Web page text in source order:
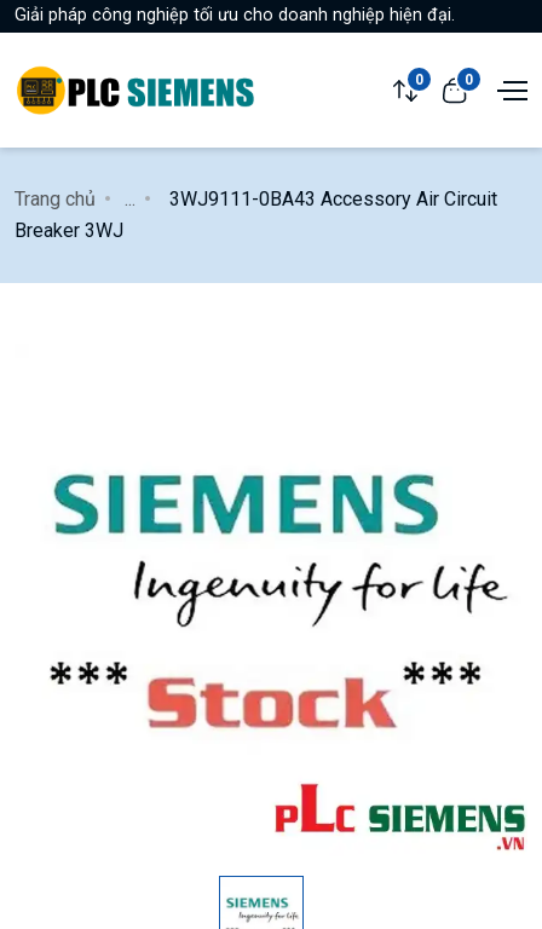
Giải pháp công nghiệp tối ưu cho doanh nghiệp hiện đại.
0 0
Trang chủ
3WJ9111-0BA43 Accessory Air Circuit
Breaker 3WJ